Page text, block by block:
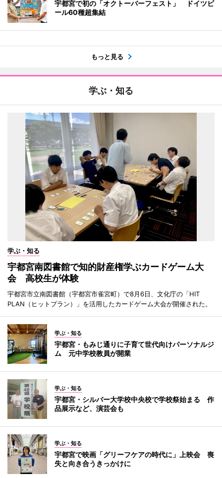
宇都宮で初の「オクトーバーフェスト」 ドイツビ
ール60種超集結
もっと見る
学ぶ・知る
学ぶ・知る
宇都宮南図書館で知的財産権学ぶカードゲーム大
会 高校生が体験
宇都宮市立南図書館（宇都宮市雀宮町）で8月6日、文化庁の「HIT
PLAN（ヒットプラン）」を活用したカードゲーム大会が開催された。
学ぶ・知る
宇都宮・もみじ通りに子育て世代向けパーソナルジ
ム 元中学校教員が開業
学ぶ・知る
宇都宮・シルバー大学校中央校で学校祭始まる 作
品展示など、演芸会も
学ぶ・知る
宇都宮で映画「グリーフケアの時代に」上映会 喪
失と向き合うきっかけに